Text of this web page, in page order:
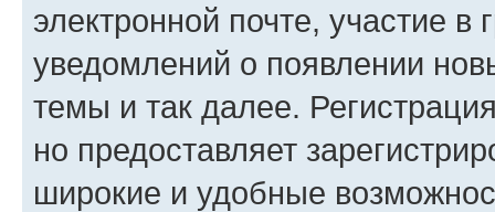
электронной почте, участие в
уведомлений о появлении
темы и так далее.
но предоставляет
широкие и удобные